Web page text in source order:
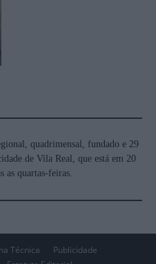
quadrimensal, fundado e 29
de Vila Real, que está em 20
as quartas-feiras.
Técnica
Publicidade